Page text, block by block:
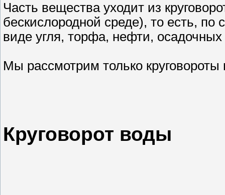
Часть вещества уходит из
бескислородной среде), то есть, по
виде угля, торфа, нефти, осадочных
Мы рассмотрим только
Круговорот воды